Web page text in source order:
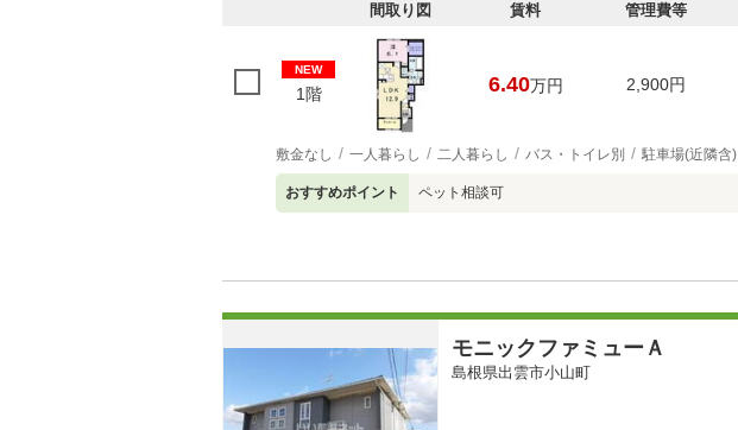
間取り図 賃料 管理費等
NEW
1階 6.40万円 2,900円
敷金なし 一人暮らし 二人暮らし バス・トイレ別 駐車場(近隣含)
おすすめポイント ペット相談可
モニックファミューＡ
島根県出雲市小山町